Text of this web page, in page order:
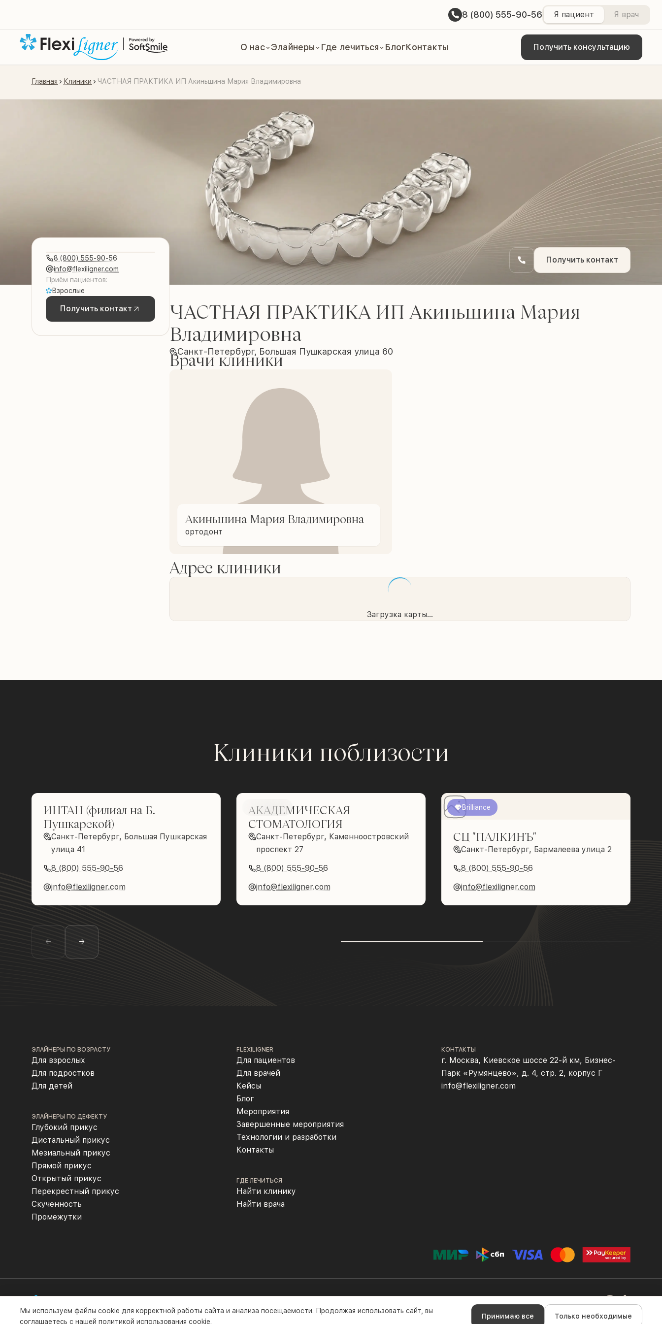
8 (800) 555-90-56 Я пациент Я врач
О нас Элайнеры Где лечиться БлогКонтакты Получить консультацию
Главная Клиники ЧАСТНАЯ ПРАКТИКА ИП Акиньшина Мария Владимировна
Получить контакт
8 (800) 555-90-56
info@flexiligner.com
Приём пациентов:
Взрослые
Получить контакт
ЧАСТНАЯ ПРАКТИКА ИП Акиньшина Мария
Владимировна
Санкт-Петербург, Большая Пушкарская улица 60
Врачи клиники
Акиньшина Мария Владимировна
ортодонт
Адрес клиники
Загрузка карты...
Клиники поблизости
ИНТАН (филиал на Б.
Пушкарской)
Санкт-Петербург, Большая Пушкарская
улица 41
8 (800) 555-90-56
info@flexiligner.com
Brilliance
АКАДЕМИЧЕСКАЯ
СТОМАТОЛОГИЯ
Санкт-Петербург, Каменноостровский
проспект 27
8 (800) 555-90-56
info@flexiligner.com
Brilliance
СЦ "ПАЛКИНЪ"
Санкт-Петербург, Бармалеева улица 2
8 (800) 555-90-56
info@flexiligner.com
ЭЛАЙНЕРЫ ПО ВОЗРАСТУ
Для взрослых
Для подростков
Для детей
ЭЛАЙНЕРЫ ПО ДЕФЕКТУ
Глубокий прикус
Дистальный прикус
Мезиальный прикус
Прямой прикус
Открытый прикус
Перекрестный прикус
Скученность
Промежутки
FLEXILIGNER
Для пациентов
Для врачей
Кейсы
Блог
Мероприятия
Завершенные мероприятия
Технологии и разработки
Контакты
ГДЕ ЛЕЧИТЬСЯ
Найти клинику
Найти врача
КОНТАКТЫ
г. Москва, Киевское шоссе 22-й км, Бизнес-
Парк «Румянцево», д. 4, стр. 2, корпус Г
info@flexiligner.com
Все права защищены компанией ООО «Флексилайнер». ©2016-2026 гг. Политика конфиденциальности Файлы cookie Правила оплаты
Мы используем файлы cookie для корректной работы сайта и анализа посещаемости. Продолжая использовать сайт, вы
соглашаетесь с нашей политикой использования cookie.
Принимаю все Только необходимые